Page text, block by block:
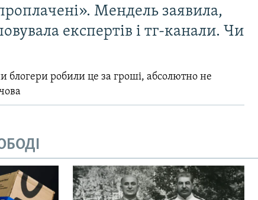
Мендель заявила,
експертів і тг-канали. Чи
блогери робили це за гроші, абсолютно не